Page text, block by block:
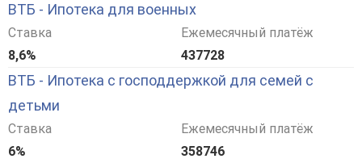
ВТБ - Ипотека для военных
Ставка
8,6%
Ежемесячный платёж
437728
ВТБ - Ипотека с господдержкой для семей с
детьми
Ставка
6%
Ежемесячный платёж
358746